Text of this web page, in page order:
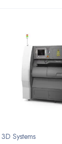
3D Systems